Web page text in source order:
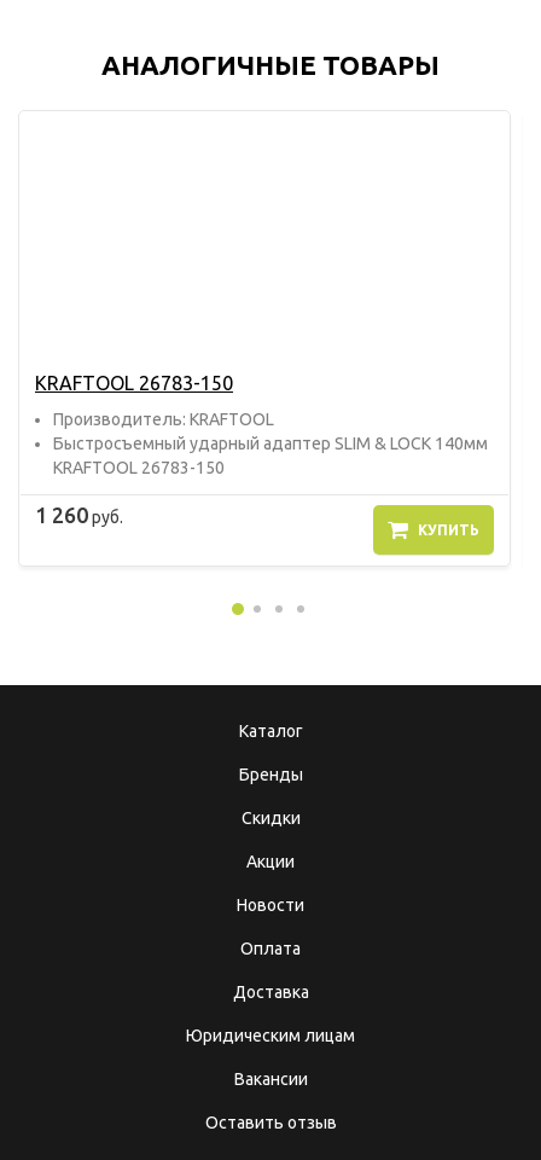
АНАЛОГИЧНЫЕ ТОВАРЫ
KRAFTOOL 26783-150
Прoизвoдитель: KRAFTOOL
Быстросъемный ударный адаптер SLIM & LOCK 140мм
KRAFTOOL 26783-150
1 260руб.
КУПИТЬ
Каталог
Бренды
Скидки
Акции
Новости
Оплата
Доставка
Юридическим лицам
Вакансии
Оставить отзыв